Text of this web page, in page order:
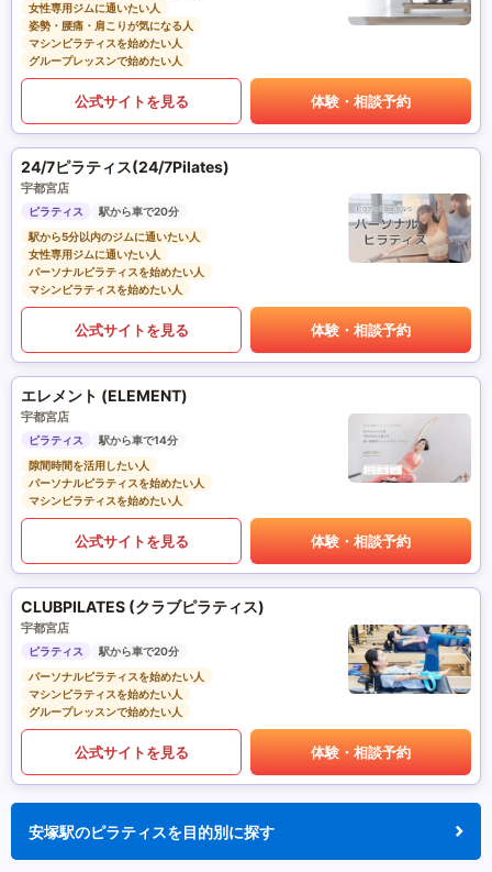
女性専用ジムに通いたい人
姿勢・腰痛・肩こりが気になる人
マシンピラティスを始めたい人
グループレッスンで始めたい人
公式サイトを見る 体験・相談予約
24/7ピラティス(24/7Pilates)
宇都宮店
ピラティス
駅から車で20分
駅から5分以内のジムに通いたい人
女性専用ジムに通いたい人
パーソナルピラティスを始めたい人
マシンピラティスを始めたい人
公式サイトを見る 体験・相談予約
エレメント (ELEMENT)
宇都宮店
ピラティス
駅から車で14分
隙間時間を活用したい人
パーソナルピラティスを始めたい人
マシンピラティスを始めたい人
公式サイトを見る 体験・相談予約
CLUBPILATES (クラブピラティス)
宇都宮店
ピラティス
駅から車で20分
パーソナルピラティスを始めたい人
マシンピラティスを始めたい人
グループレッスンで始めたい人
公式サイトを見る 体験・相談予約
安塚駅のピラティスを目的別に探す